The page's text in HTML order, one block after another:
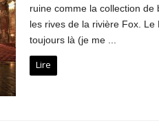
ruine comme la collection de
les rives de la rivière Fox. Le
toujours là (je me ...
Lire